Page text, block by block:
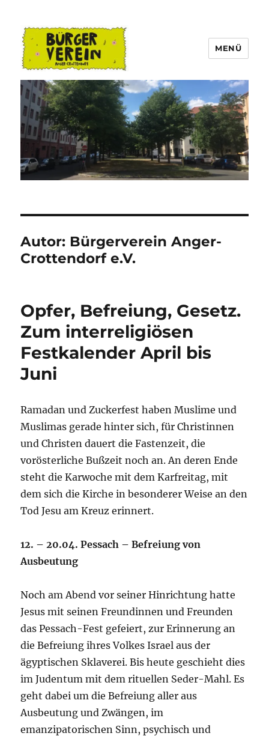
Bürgerverein Anger-Crottendorf
MENÜ
Autor: Bürgerverein Anger-
Crottendorf e.V.
Opfer, Befreiung, Gesetz.
Zum interreligiösen
Festkalender April bis
Juni
Ramadan und Zuckerfest haben Muslime und
Muslimas gerade hinter sich, für Christinnen
und Christen dauert die Fastenzeit, die
vorösterliche Bußzeit noch an. An deren Ende
steht die Karwoche mit dem Karfreitag, mit
dem sich die Kirche in besonderer Weise an den
Tod Jesu am Kreuz erinnert.
12. – 20.04. Pessach – Befreiung von
Ausbeutung
Noch am Abend vor seiner Hinrichtung hatte
Jesus mit seinen Freundinnen und Freunden
das Pessach-Fest gefeiert, zur Erinnerung an
die Befreiung ihres Volkes Israel aus der
ägyptischen Sklaverei. Bis heute geschieht dies
im Judentum mit dem rituellen Seder-Mahl. Es
geht dabei um die Befreiung aller aus
Ausbeutung und Zwängen, im
emanzipatorischen Sinn, psychisch und